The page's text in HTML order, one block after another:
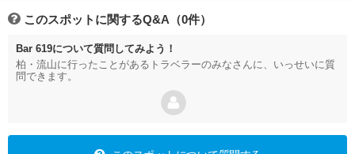
このスポットに関するQ&A（0件）
Bar 619について質問してみよう！
柏・流山に行ったことがあるトラベラーのみなさんに、いっせいに質
問できます。